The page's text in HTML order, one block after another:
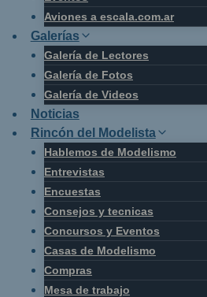
Aviones a escala.com.ar
Galerías
Galería de Lectores
Galería de Fotos
Galería de Videos
Noticias
Rincón del Modelista
Hablemos de Modelismo
Entrevistas
Encuestas
Consejos y tecnicas
Concursos y Eventos
Casas de Modelismo
Compras
Mesa de trabajo